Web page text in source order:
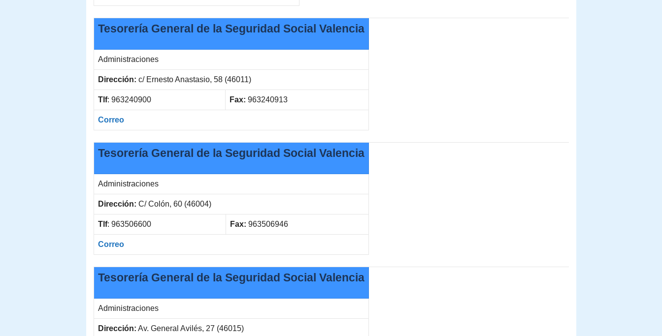
Tesorería General de la Seguridad Social Valencia
Administraciones
Dirección: c/ Ernesto Anastasio, 58 (46011)
Tlf: 963240900 Fax: 963240913
Correo
Tesorería General de la Seguridad Social Valencia
Administraciones
Dirección: C/ Colón, 60 (46004)
Tlf: 963506600 Fax: 963506946
Correo
Tesorería General de la Seguridad Social Valencia
Administraciones
Dirección: Av. General Avilés, 27 (46015)